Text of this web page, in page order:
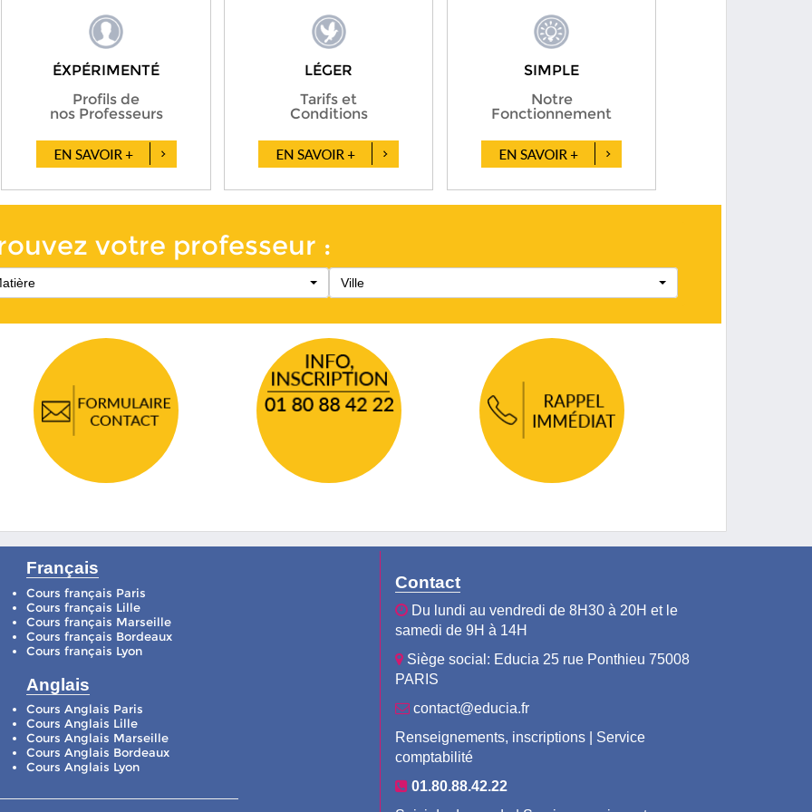
ÉXPÉRIMENTÉ
Profils de
nos Professeurs
LÉGER
Tarifs et
Conditions
SIMPLE
Notre
Fonctionnement
votre professeur :
Ville
Français
Cours français Paris
Cours français Lille
Cours français Marseille
Cours français Bordeaux
Cours français Lyon
Anglais
Cours Anglais Paris
Cours Anglais Lille
Cours Anglais Marseille
Cours Anglais Bordeaux
Cours Anglais Lyon
Contact
Du lundi au vendredi de 8H30 à 20H et le
samedi de 9H à 14H
Siège social: Educia 25 rue Ponthieu 75008
PARIS
contact@educia.fr
Renseignements, inscriptions | Service
comptabilité
01.80.88.42.22